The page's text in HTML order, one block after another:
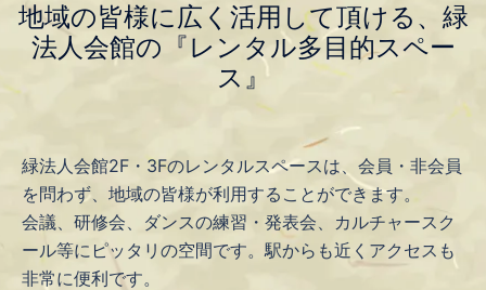
地域の皆様に広く活用して頂ける、緑
法人会館の『レンタル多目的スペー
ス』
緑法人会館2F・3Fのレンタルスペースは、会員・非会員
を問わず、地域の皆様が利用することができます。
会議、研修会、ダンスの練習・発表会、カルチャースク
ール等にピッタリの空間です。駅からも近くアクセスも
非常に便利です。